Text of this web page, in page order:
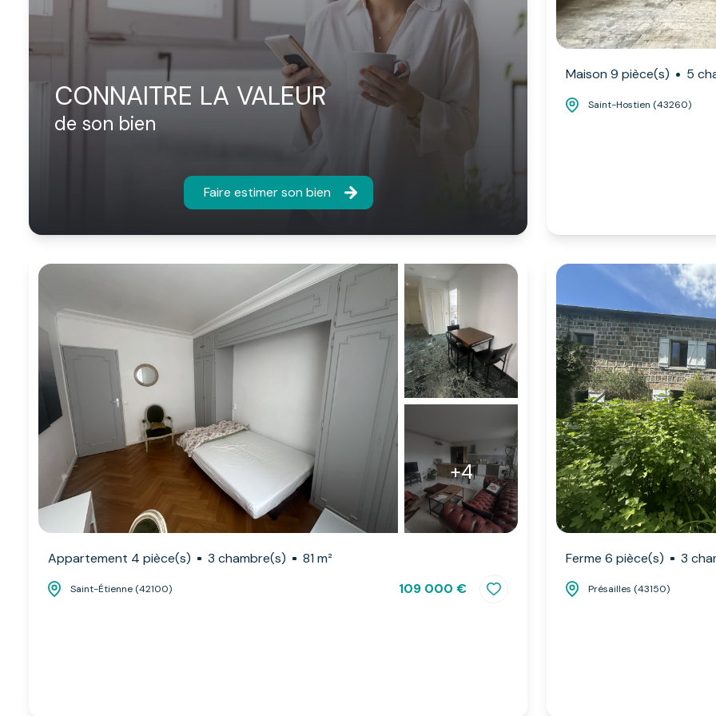
CONNAITRE LA VALEUR
de son bien
Faire estimer son bien
Maison 9 pièce(s) 5
Saint-Hostien (43260)
+4
Appartement 4 pièce(s) 3 chambre(s) 81 m²
Saint-Étienne (42100) 109 000 €
Ferme 6 pièce(s) 3
Présailles (43150)